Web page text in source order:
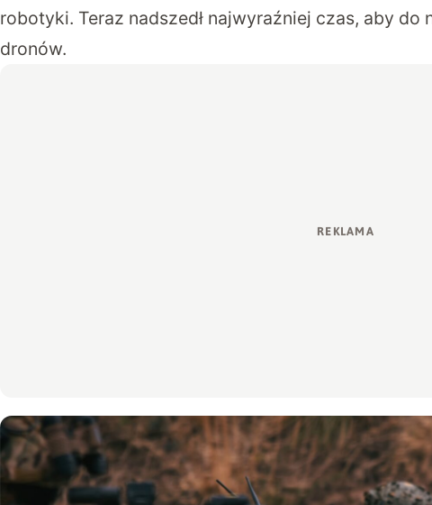
robotyki. Teraz nadszedł najwyraźniej czas, aby
dronów.